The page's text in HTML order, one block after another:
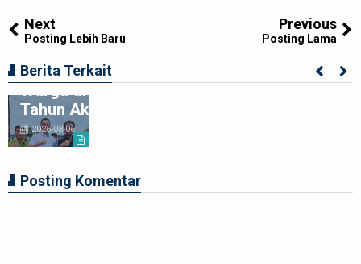
Next
Posting Lebih Baru
Previous
Posting Lama
Berita Terkait
Kolaborasi Apik Gubsu-DPRD Sumut-
Warga di Nias Utara: Jalan Rusak Puluhan
Tahun Akhirnya Diperbaiki
2026-08-06
Posting Komentar